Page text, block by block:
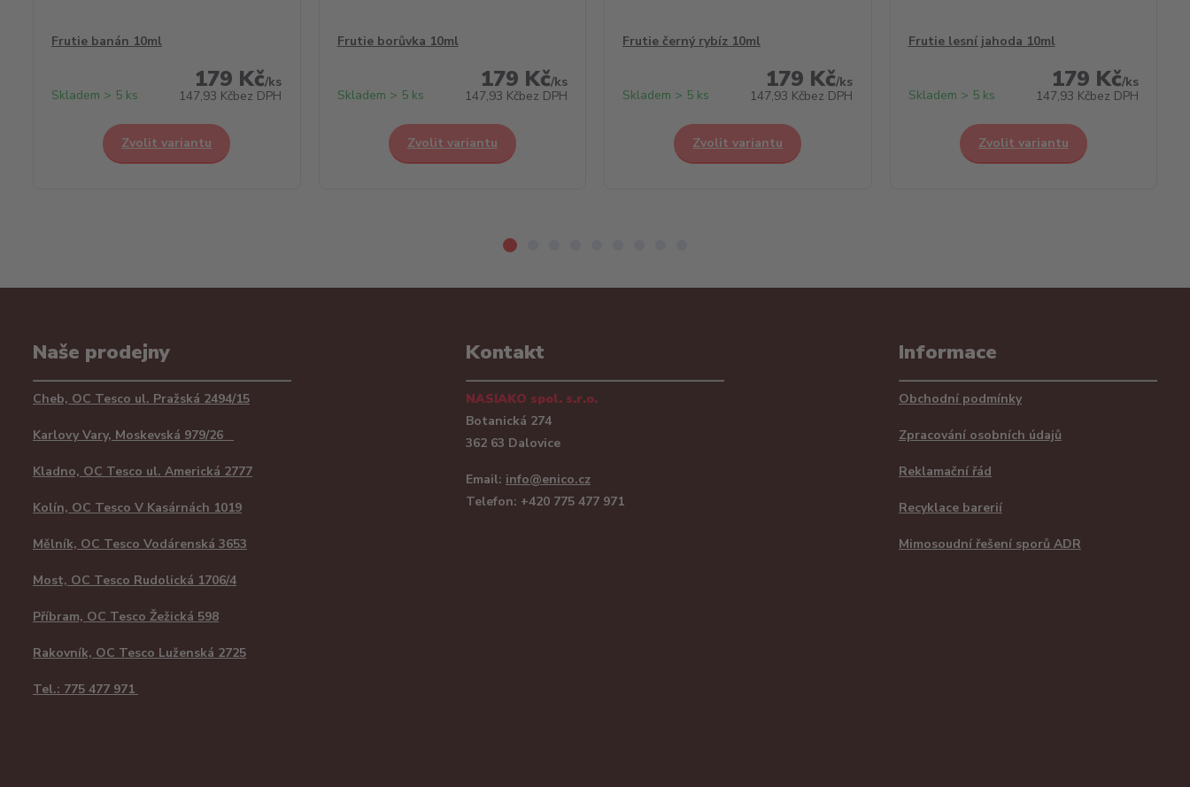
Frutie banán 10ml
179 Kč/ks
147,93 Kčbez DPH
Skladem > 5 ks
Zvolit variantu
Frutie borůvka 10ml
179 Kč/ks
147,93 Kčbez DPH
Skladem > 5 ks
Zvolit variantu
Frutie černý rybíz 10ml
179 Kč/ks
147,93 Kčbez DPH
Skladem > 5 ks
Zvolit variantu
Frutie lesní jahoda 10ml
179 Kč/ks
147,93 Kčbez DPH
Skladem > 5 ks
Zvolit variantu
Naše prodejny
Cheb, OC Tesco ul. Pražská 2494/15
Karlovy Vary, Moskevská 979/26
Kladno, OC Tesco ul. Americká 2777
Kolín, OC Tesco V Kasárnách 1019
Mělník, OC Tesco Vodárenská 3653
Most, OC Tesco Rudolická 1706/4
Příbram, OC Tesco Žežická 598
Rakovník, OC Tesco Luženská 2725
Tel.: 775 477 971
Kontakt
NASIAKO spol. s.r.o.
Botanická 274
362 63 Dalovice
Email: info@enico.cz
Telefon: +420 775 477 971
Informace
Obchodní podmínky
Zpracování osobních údajů
Reklamační řád
Recyklace barerií
Mimosoudní řešení sporů ADR